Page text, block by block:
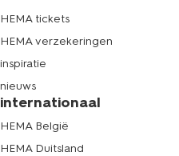
HEMA tickets
HEMA verzekeringen
inspiratie
nieuws
internationaal
HEMA België
HEMA Duitsland